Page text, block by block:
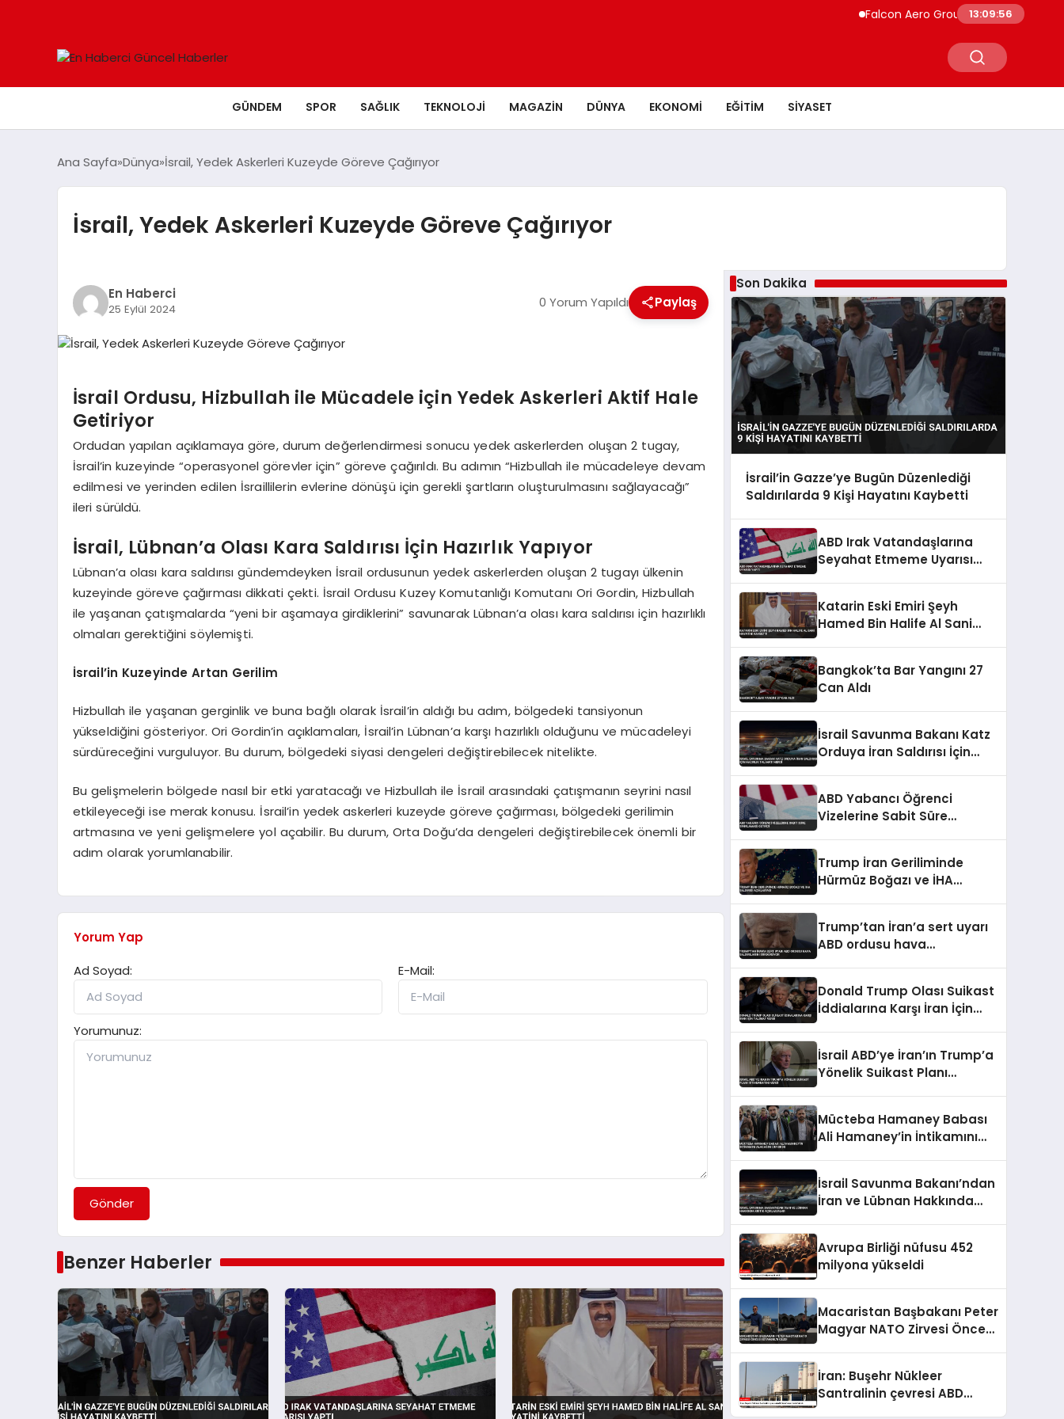
Falcon Aero Group, Küresel Havacılık
13:09:57
GÜNDEM SPOR SAĞLIK TEKNOLOJI MAGAZIN DÜNYA EKONOMI EĞITIM SIYASET
Ana Sayfa Dünya İsrail, Yedek Askerleri Kuzeyde Göreve Çağırıyor
İsrail, Yedek Askerleri Kuzeyde Göreve Çağırıyor
En Haberci
25 Eylül 2024 0 Yorum Yapıldı Paylaş
İsrail Ordusu, Hizbullah ile Mücadele için Yedek Askerleri Aktif Hale
Getiriyor
Ordudan yapılan açıklamaya göre, durum değerlendirmesi sonucu yedek askerlerden oluşan 2 tugay,
İsrail’in kuzeyinde “operasyonel görevler için” göreve çağırıldı. Bu adımın “Hizbullah ile mücadeleye devam
edilmesi ve yerinden edilen İsraillilerin evlerine dönüşü için gerekli şartların oluşturulmasını sağlayacağı”
ileri sürüldü.
İsrail, Lübnan’a Olası Kara Saldırısı İçin Hazırlık Yapıyor
Lübnan’a olası kara saldırısı gündemdeyken İsrail ordusunun yedek askerlerden oluşan 2 tugayı ülkenin
kuzeyinde göreve çağırması dikkati çekti. İsrail Ordusu Kuzey Komutanlığı Komutanı Ori Gordin, Hizbullah
ile yaşanan çatışmalarda “yeni bir aşamaya girdiklerini” savunarak Lübnan’a olası kara saldırısı için hazırlıklı
olmaları gerektiğini söylemişti.
İsrail’in Kuzeyinde Artan Gerilim
Hizbullah ile yaşanan gerginlik ve buna bağlı olarak İsrail’in aldığı bu adım, bölgedeki tansiyonun
yükseldiğini gösteriyor. Ori Gordin’in açıklamaları, İsrail’in Lübnan’a karşı hazırlıklı olduğunu ve mücadeleyi
sürdüreceğini vurguluyor. Bu durum, bölgedeki siyasi dengeleri değiştirebilecek nitelikte.
Bu gelişmelerin bölgede nasıl bir etki yaratacağı ve Hizbullah ile İsrail arasındaki çatışmanın seyrini nasıl
etkileyeceği ise merak konusu. İsrail’in yedek askerleri kuzeyde göreve çağırması, bölgedeki gerilimin
artmasına ve yeni gelişmelere yol açabilir. Bu durum, Orta Doğu’da dengeleri değiştirebilecek önemli bir
adım olarak yorumlanabilir.
Yorum Yap
Ad Soyad:
E-Mail:
Yorumunuz:
Gönder
Benzer Haberler
Son Dakika
İsrail’in Gazze’ye Bugün Düzenlediği
Saldırılarda 9 Kişi Hayatını Kaybetti
ABD Irak Vatandaşlarına
Seyahat Etmeme Uyarısı
Katarin Eski Emiri Şeyh
Hamed Bin Halife Al Sani
Bangkok’ta Bar Yangını 27
Can Aldı
İsrail Savunma Bakanı Katz
Orduya İran Saldırısı İçin
ABD Yabancı Öğrenci
Vizelerine Sabit Süre
Trump İran Geriliminde
Hürmüz Boğazı ve İHA
Trump’tan İran’a sert uyarı
ABD ordusu hava
Donald Trump Olası Suikast
İddialarına Karşı İran İçin
İsrail ABD’ye İran’ın Trump’a
Yönelik Suikast Planı
Mücteba Hamaney Babası
Ali Hamaney’in İntikamını
İsrail Savunma Bakanı’ndan
İran ve Lübnan Hakkında
Avrupa Birliği nüfusu 452
milyona yükseldi
Macaristan Başbakanı Peter
Magyar NATO Zirvesi Öncesi
İran: Buşehr Nükleer
Santralinin çevresi ABD